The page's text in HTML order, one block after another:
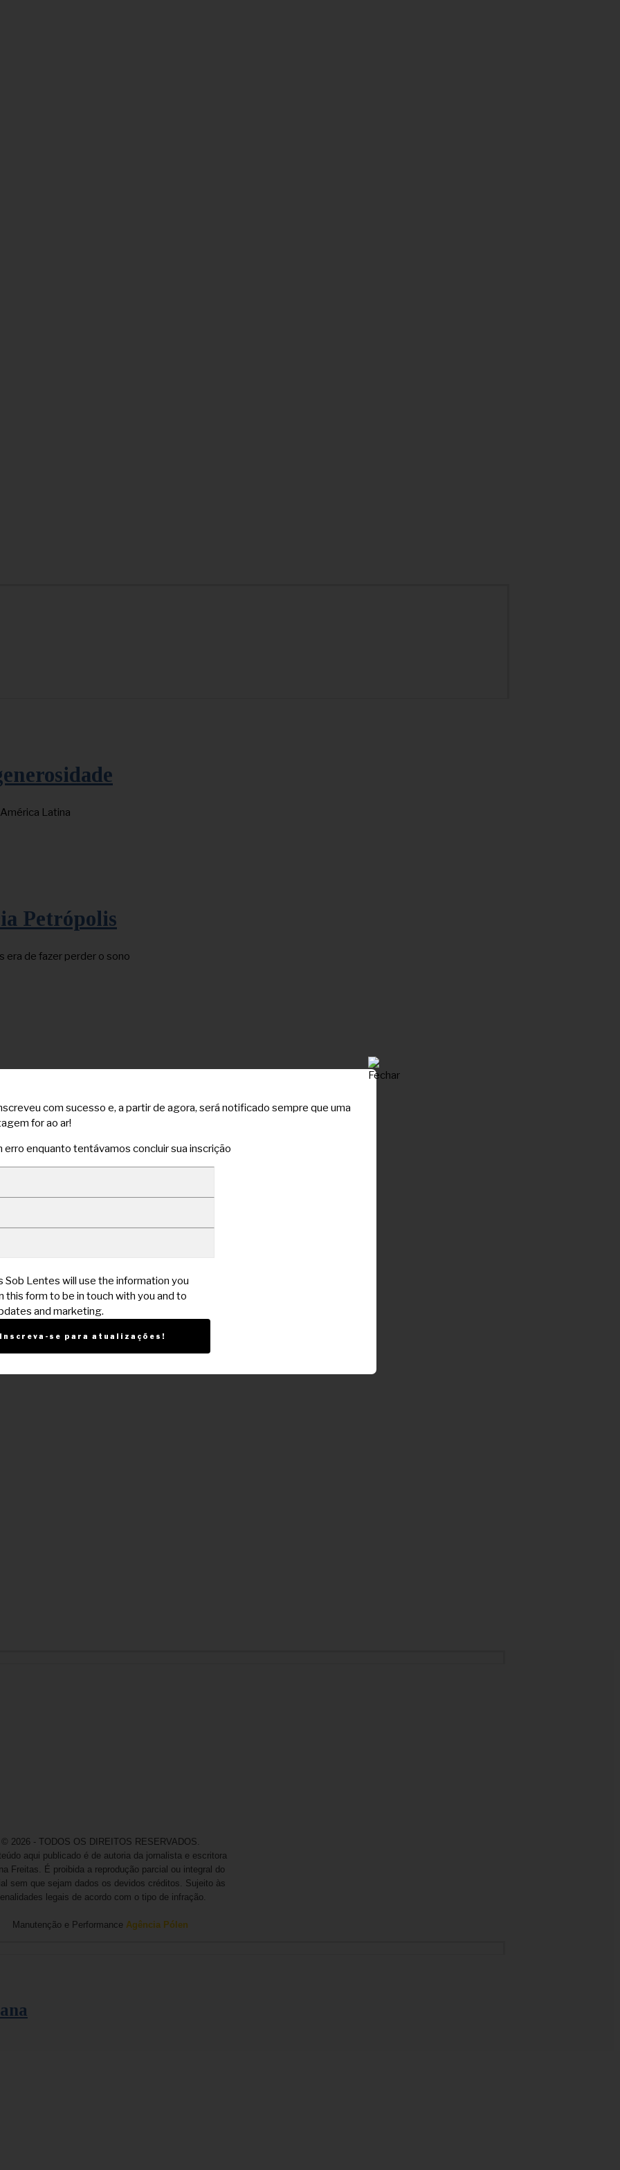
Latina
Petrópolis
era de fazer perder o sono
© 2026 - TODOS OS DIREITOS RESERVADOS.
aqui publicado é de autoria da jornalista e escritora
Freitas. É proibida a reprodução parcial ou integral do
sem que sejam dados os devidos créditos. Sujeito às
legais de acordo com o tipo de infração.
Manutenção e Performance Agência Pólen
com sucesso e, a partir de agora, será notificado sempre que uma
for ao ar!
erro enquanto tentávamos concluir sua inscrição
Sob Lentes will use the information you
this form to be in touch with you and to
and marketing.